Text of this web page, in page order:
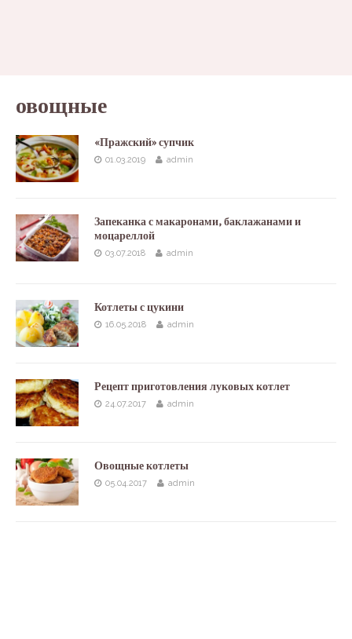
овощные
«Пражский» супчик
01.03.2019 admin
Запеканка с макаронами, баклажанами и
моцареллой
03.07.2018 admin
Котлеты с цукини
16.05.2018 admin
Рецепт приготовления луковых котлет
24.07.2017 admin
Овощные котлеты
05.04.2017 admin